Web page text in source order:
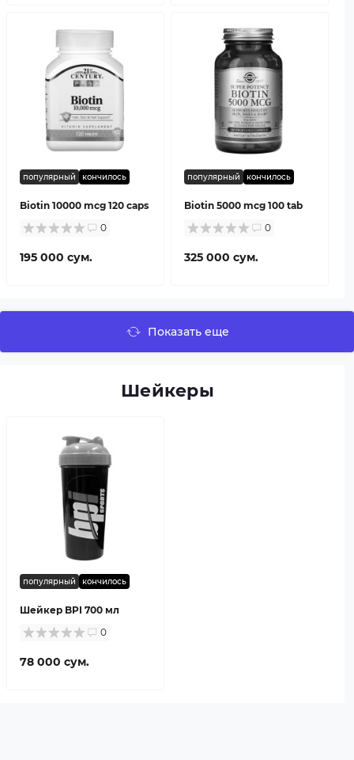
популярный кончилось
Biotin 10000 mcg 120 caps
0
195 000 сум.
популярный кончилось
Biotin 5000 mcg 100 tab
0
325 000 сум.
Показать еще
Шейкеры
популярный кончилось
Шейкер BPI 700 мл
0
78 000 сум.